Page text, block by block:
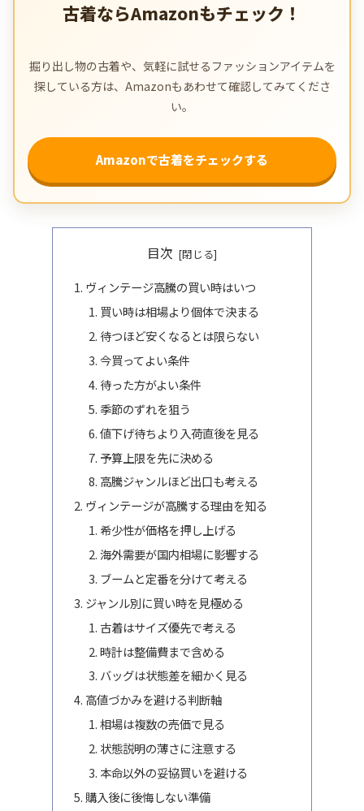
古着ならAmazonもチェック！
掘り出し物の古着や、気軽に試せるファッションアイテムを
探している方は、Amazonもあわせて確認してみてくださ
い。
Amazonで古着をチェックする
目次
ヴィンテージ高騰の買い時はいつ
買い時は相場より個体で決まる
待つほど安くなるとは限らない
今買ってよい条件
待った方がよい条件
季節のずれを狙う
値下げ待ちより入荷直後を見る
予算上限を先に決める
高騰ジャンルほど出口も考える
ヴィンテージが高騰する理由を知る
希少性が価格を押し上げる
海外需要が国内相場に影響する
ブームと定番を分けて考える
ジャンル別に買い時を見極める
古着はサイズ優先で考える
時計は整備費まで含める
バッグは状態差を細かく見る
高値づかみを避ける判断軸
相場は複数の売価で見る
状態説明の薄さに注意する
本命以外の妥協買いを避ける
購入後に後悔しない準備